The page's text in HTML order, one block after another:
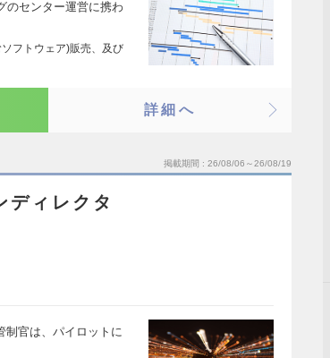
のセンター運営に携わ
フトウェア)販売、及び
詳細へ
掲載期間 26/08/06～26/08/19
ディレクタ
制官は、パイロットに